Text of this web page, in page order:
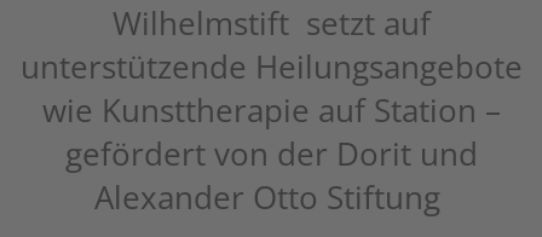
Wilhelmstift setzt auf
unterstützende Heilungsangebote
wie Kunsttherapie auf Station –
gefördert von der Dorit und
Alexander Otto Stiftung